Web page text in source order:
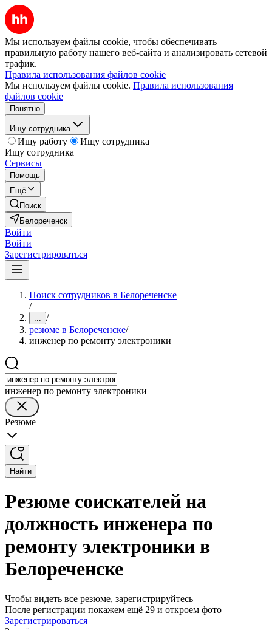
Мы используем файлы cookie, чтобы обеспечивать
правильную работу нашего веб-сайта и анализировать сетевой
трафик.
Правила использования файлов cookie
Мы используем файлы cookie. Правила использования
файлов cookie
Понятно
Ищу сотрудника
Ищу работу
Ищу сотрудника
Ищу сотрудника
Сервисы
Помощь
Ещё
Поиск
Белореченск
Войти
Войти
Зарегистрироваться
Поиск сотрудников в Белореченске
/
... /
резюме в Белореченске/
инженер по ремонту электроники
инженер по ремонту электроники
Резюме
Найти
Резюме соискателей на
должность инженера по
ремонту электроники в
Белореченске
Чтобы видеть все резюме, зарегистрируйтесь
После регистрации покажем ещё 29 и откроем фото
Зарегистрироваться